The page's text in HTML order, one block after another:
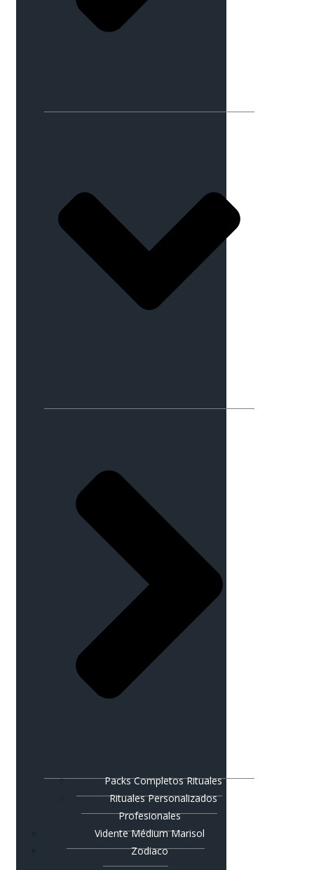
Packs Completos Rituales
Rituales Personalizados
Profesionales
Vidente Médium Marisol
Zodiaco